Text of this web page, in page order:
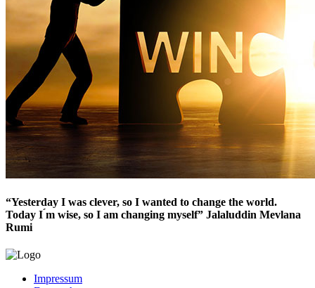
“Yesterday I was clever, so I wanted to change the world.
Today I ́m wise, so I am changing myself” Jalaluddin Mevlana
Rumi
Impressum